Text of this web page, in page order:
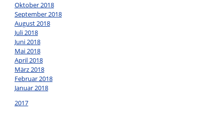
Oktober 2018
September 2018
August 2018
Juli 2018
Juni 2018
Mai 2018
April 2018
März 2018
Februar 2018
Januar 2018
2017